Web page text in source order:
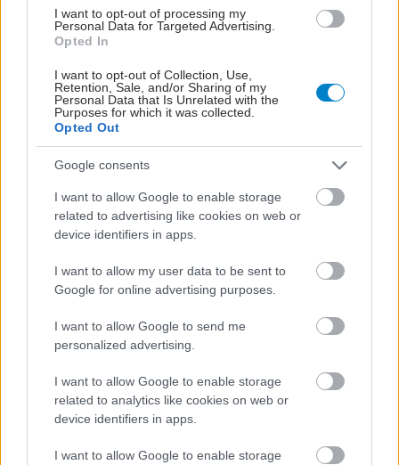
I want to opt-out of processing my
Personal Data for Targeted Advertising.
Opted In
I want to opt-out of Collection, Use,
Retention, Sale, and/or Sharing of my
Personal Data that Is Unrelated with the
Purposes for which it was collected.
Opted Out
Google consents
I want to allow Google to enable storage
related to advertising like cookies on web or
device identifiers in apps.
I want to allow my user data to be sent to
Google for online advertising purposes.
I want to allow Google to send me
personalized advertising.
I want to allow Google to enable storage
related to analytics like cookies on web or
device identifiers in apps.
I want to allow Google to enable storage
ΜΠΕΙΤΕ ΣΤΗ ΣΥΖΗΤΗΣΗ
Loading...
Προσθήκη Σχολίου
ΣΗΜΕΡΑ ΣΤΟ IATRONET.GR